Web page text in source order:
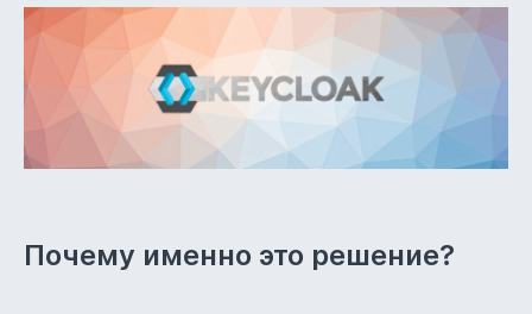
Почему именно это решение?
Подписывайтесь на наши социальные сети